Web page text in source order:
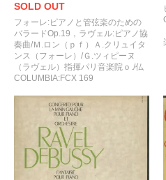
SOLD OUT
フォーレ:ピアノと管弦楽のための
バラードOp.19，ラヴェル:ピアノ協
奏曲/Ｍ.ロン（ｐｆ）Ａ.クリュイタ
ンス（フォーレ）/Ｇ.ツィピーヌ
（ラヴェル）指揮パリ音楽院ｏ./仏
COLUMBIA:FCX 169